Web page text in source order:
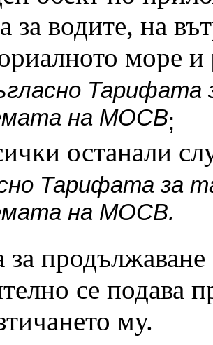
за водите, на
море и
Тарифата
на МОСВ;
останали
Тарифата за
на МОСВ.
продължаване
се подава
му.